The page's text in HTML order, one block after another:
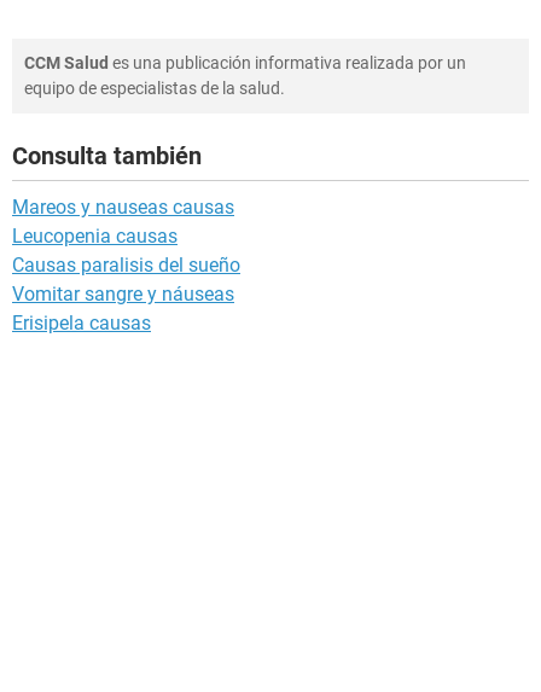
CCM Salud es una publicación informativa realizada por un
equipo de especialistas de la salud.
Consulta también
Mareos y nauseas causas
Leucopenia causas
Causas paralisis del sueño
Vomitar sangre y náuseas
Erisipela causas